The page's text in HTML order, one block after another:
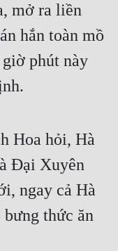
mở ra liền
hắn toàn mồ
phút này
Hoa hỏi, Hà
Đại Xuyên
ngay cả Hà
bưng thức ăn